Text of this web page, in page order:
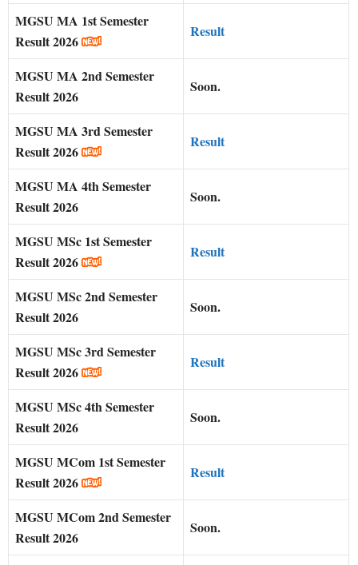
MGSU MA 1st Semester
Result 2026
Result
MGSU MA 2nd Semester
Result 2026
Soon.
MGSU MA 3rd Semester
Result 2026
Result
MGSU MA 4th Semester
Result 2026
Soon.
MGSU MSc 1st Semester
Result 2026
Result
MGSU MSc 2nd Semester
Result 2026
Soon.
MGSU MSc 3rd Semester
Result 2026
Result
MGSU MSc 4th Semester
Result 2026
Soon.
MGSU MCom 1st Semester
Result 2026
Result
MGSU MCom 2nd Semester
Result 2026
Soon.